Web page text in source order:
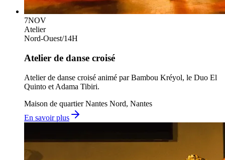
7NOV
Atelier
Nord-Ouest/14H
Atelier de danse croisé
Atelier de danse croisé animé par Bambou Kréyol, le Duo El
Quinto et Adama Tibiri.
Maison de quartier Nantes Nord, Nantes
En savoir plus